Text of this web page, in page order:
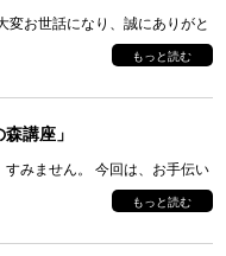
変お世話になり、誠にありがと
もっと読む
講座」
すみません。 今回は、お手伝い
もっと読む